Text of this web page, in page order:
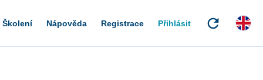
Školení Nápověda Registrace Přihlásit refresh